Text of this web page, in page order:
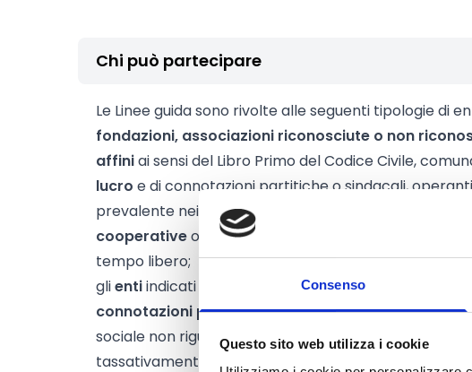
Consenso
Questo sito web utilizza i cookie
Chi può partecipare
Le Linee guida sono rivolte alle seguenti tipologie di
fondazioni, associazioni riconosciute o non
affiniai sensi del Libro Primo del Codice Civile,
lucro e di connotazioni partitiche o sindacali,
prevalente nei settori rilevanti, oltre agli
cooperativeoperanti nel campo dello spettacolo,
tempo libero;
glientiindicati all'alinea precedente, comunque
connotazioni partitiche o sindacali, anche qualora
sociale non riguardi i settori rilevanti; tale
tassativamente limitata ai casi nei quali le iniziative